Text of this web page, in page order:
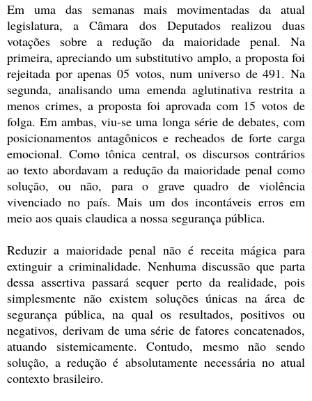
Em uma das semanas mais movimentadas da atual
legislatura, a Câmara dos Deputados realizou duas
votações sobre a redução da maioridade penal. Na
primeira, apreciando um substitutivo amplo, a proposta foi
rejeitada por apenas 05 votos, num universo de 491. Na
segunda, analisando uma emenda aglutinativa restrita a
menos crimes, a proposta foi aprovada com 15 votos de
folga. Em ambas, viu-se uma longa série de debates, com
posicionamentos antagônicos e recheados de forte carga
emocional. Como tônica central, os discursos contrários
ao texto abordavam a redução da maioridade penal como
solução, ou não, para o grave quadro de violência
vivenciado no país. Mais um dos incontáveis erros em
meio aos quais claudica a nossa segurança pública.
Reduzir a maioridade penal não é receita mágica para
extinguir a criminalidade. Nenhuma discussão que parta
dessa assertiva passará sequer perto da realidade, pois
simplesmente não existem soluções únicas na área de
segurança pública, na qual os resultados, positivos ou
negativos, derivam de uma série de fatores concatenados,
atuando sistemicamente. Contudo, mesmo não sendo
solução, a redução é absolutamente necessária no atual
contexto brasileiro.